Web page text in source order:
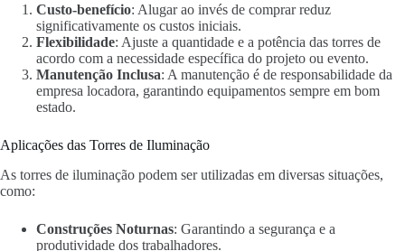
Custo-benefício: Alugar ao invés de comprar reduz
significativamente os custos iniciais.
Flexibilidade: Ajuste a quantidade e a potência das torres de
acordo com a necessidade específica do projeto ou evento.
Manutenção Inclusa: A manutenção é de responsabilidade da
empresa locadora, garantindo equipamentos sempre em bom
estado.
Aplicações das Torres de Iluminação
As torres de iluminação podem ser utilizadas em diversas situações,
como:
Construções Noturnas: Garantindo a segurança e a
produtividade dos trabalhadores.